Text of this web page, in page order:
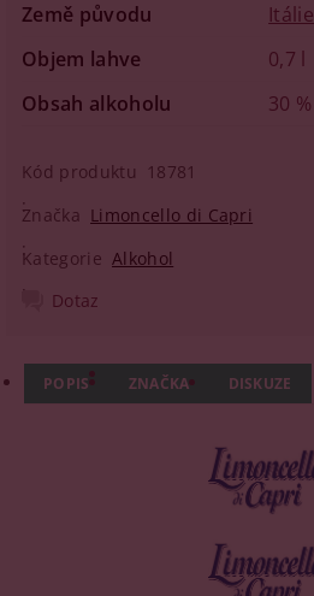
Země původu
Itálie
Objem lahve
0,7 l
Obsah alkoholu
30 %
Kód produktu
18781
Značka Limoncello di Capri
Kategorie Alkohol
Dotaz
POPIS ZNAČKA DISKUZE